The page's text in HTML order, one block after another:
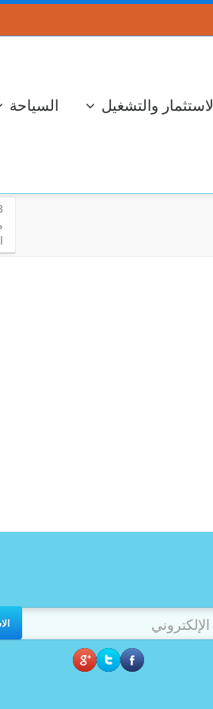
الاستثمار والتشغيل السياحة